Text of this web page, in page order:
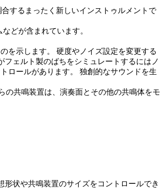
するまったく新しいインストゥルメントで
どが含まれています。
を示します。 硬度やノイズ設定を変更する
ェルト製のばちをシミュレートするにはノ
ロールがあります。 独創的なサウンドを生
の共鳴装置は、演奏面とその他の共鳴体をモ
状や共鳴装置のサイズをコントロールでき